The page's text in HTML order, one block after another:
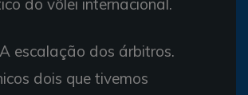
do vôlei internacional.
escalação dos árbitros.
dois que tivemos